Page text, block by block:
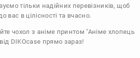
тільки надійних перевізників, щоб
вас в цілісності та вчасно.
чохол з аніме принтом "Аніме хлопець
DIKOcase прямо зараз!